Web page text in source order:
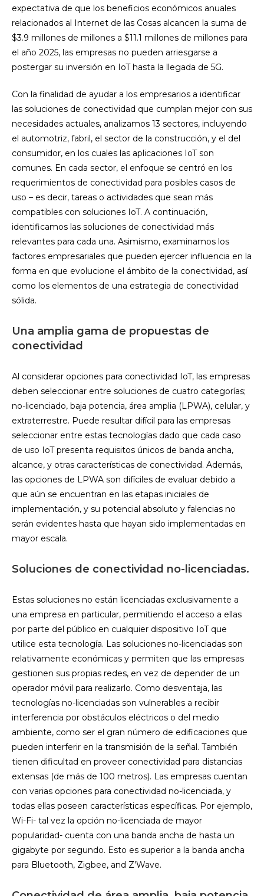
expectativa de que los beneficios económicos anuales
relacionados al Internet de las Cosas alcancen la suma de
$3.9 millones de millones a $11.1 millones de millones para
el año 2025, las empresas no pueden arriesgarse a
postergar su inversión en IoT hasta la llegada de 5G.
Con la finalidad de ayudar a los empresarios a identificar
las soluciones de conectividad que cumplan mejor con sus
necesidades actuales, analizamos 13 sectores, incluyendo
el automotriz, fabril, el sector de la construcción, y el del
consumidor, en los cuales las aplicaciones IoT son
comunes. En cada sector, el enfoque se centró en los
requerimientos de conectividad para posibles casos de
uso – es decir, tareas o actividades que sean más
compatibles con soluciones IoT. A continuación,
identificamos las soluciones de conectividad más
relevantes para cada una. Asimismo, examinamos los
factores empresariales que pueden ejercer influencia en la
forma en que evolucione el ámbito de la conectividad, así
como los elementos de una estrategia de conectividad
sólida.
Una amplia gama de propuestas de
conectividad
Al considerar opciones para conectividad IoT, las empresas
deben seleccionar entre soluciones de cuatro categorías;
no-licenciado, baja potencia, área amplia (LPWA), celular, y
extraterrestre. Puede resultar difícil para las empresas
seleccionar entre estas tecnologías dado que cada caso
de uso IoT presenta requisitos únicos de banda ancha,
alcance, y otras características de conectividad. Además,
las opciones de LPWA son difíciles de evaluar debido a
que aún se encuentran en las etapas iniciales de
implementación, y su potencial absoluto y falencias no
serán evidentes hasta que hayan sido implementadas en
mayor escala.
Soluciones de conectividad no-licenciadas.
Estas soluciones no están licenciadas exclusivamente a
una empresa en particular, permitiendo el acceso a ellas
por parte del público en cualquier dispositivo IoT que
utilice esta tecnología. Las soluciones no-licenciadas son
relativamente económicas y permiten que las empresas
gestionen sus propias redes, en vez de depender de un
operador móvil para realizarlo. Como desventaja, las
tecnologías no-licenciadas son vulnerables a recibir
interferencia por obstáculos eléctricos o del medio
ambiente, como ser el gran número de edificaciones que
pueden interferir en la transmisión de la señal. También
tienen dificultad en proveer conectividad para distancias
extensas (de más de 100 metros). Las empresas cuentan
con varias opciones para conectividad no-licenciada, y
todas ellas poseen características específicas. Por ejemplo,
Wi-Fi- tal vez la opción no-licenciada de mayor
popularidad- cuenta con una banda ancha de hasta un
gigabyte por segundo. Esto es superior a la banda ancha
para Bluetooth, Zigbee, and Z’Wave.